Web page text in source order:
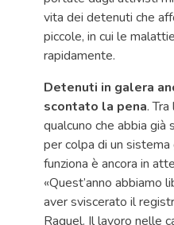
vita dei detenuti che
piccole, in cui le
rapidamente.
Detenuti in galera
scontato la pena.
qualcuno che abbia già
per colpa di un sistema
funziona è ancora in
«Quest’anno abbiamo
aver sviscerato il
Raquel. Il lavoro nelle